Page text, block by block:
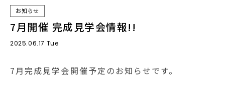
お知らせ
7月開催 完成見学会情報!!
2025.06.17 Tue
7月完成見学会開催予定のお知らせです。